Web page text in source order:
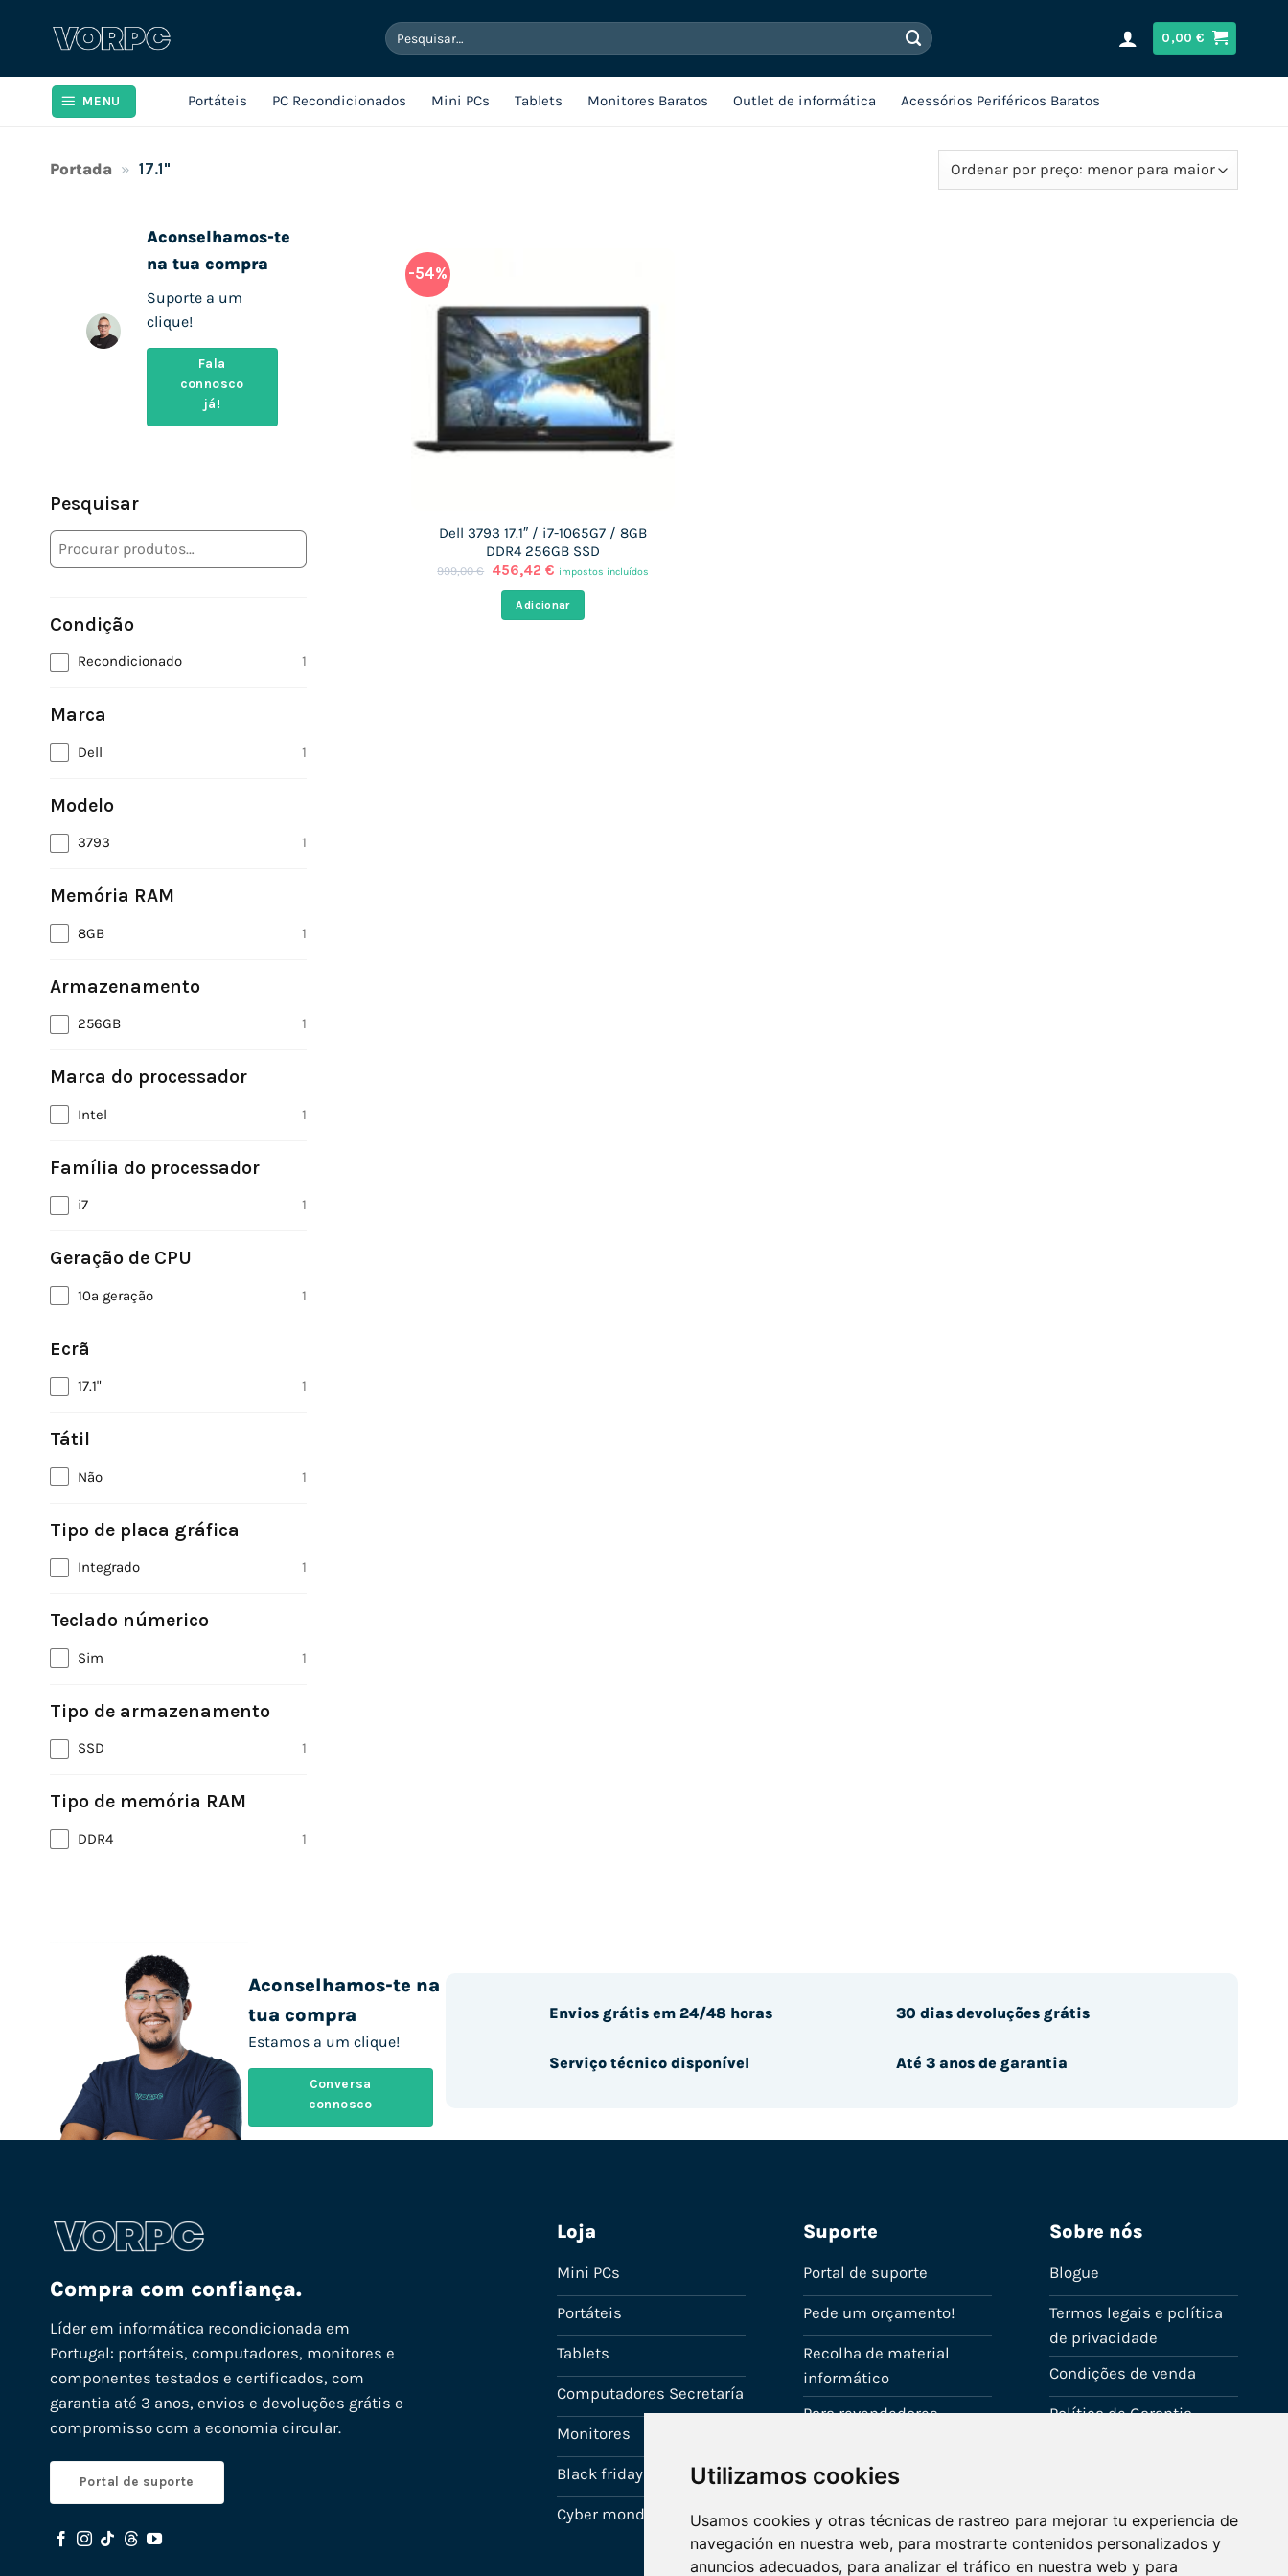
Utilizamos cookies
Usamos cookies y otras técnicas de rastreo para mejorar tu experiencia de
navegación en nuestra web, para mostrarte contenidos personalizados y
anuncios adecuados, para analizar el tráfico en nuestra web y para
Pesquisar
por:
0,00€
MENU Portáteis PC Recondicionados Mini PCs Tablets Monitores Baratos Outlet de informática Acessórios Periféricos Baratos
Portada » 17.1"
Aconselhamos-te
na tua compra
Suporte a um
clique!
Fala
connosco
já!
Pesquisar
Condição
Recondicionado 1
Marca
Dell 1
Modelo
3793 1
Memória RAM
8GB 1
Armazenamento
256GB 1
Marca do processador
Intel 1
Família do processador
i7 1
Geração de CPU
10ª geração 1
Ecrã
17.1" 1
Tátil
Não 1
Tipo de placa gráfica
Integrado 1
Teclado númerico
Sim 1
Tipo de armazenamento
SSD 1
Tipo de memória RAM
DDR4 1
-54%
Dell 3793 17.1″ / i7-1065G7 / 8GB
DDR4 256GB SSD
999,00€
O
original
era:
456,42 €O
atual
é:
impostos incluídos
Adicionar
Aconselhamos-te na
tua compra
Estamos a um clique!
Conversa
connosco
Envios grátis em 24/48 horas
Serviço técnico disponível
30 dias devoluções grátis
Até 3 anos de garantia
Compra com confiança.
Líder em informática recondicionada em
Portugal: portáteis, computadores, monitores e
componentes testados e certificados, com
garantia até 3 anos, envios e devoluções grátis e
compromisso com a economia circular.
Portal de suporte
Loja
Mini PCs
Portáteis
Tablets
Computadores Secretaría
Monitores
Black friday
Cyber monday
Suporte
Portal de suporte
Pede um orçamento!
Recolha de material
informático
Para revendedores
Sobre nós
Blogue
Termos legais e política
de privacidade
Condições de venda
Política de Garantia
Fale connosco